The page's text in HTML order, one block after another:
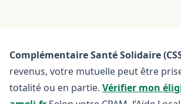
Complémentaire Santé Solidaire
revenus, votre mutuelle peut être
totalité ou en partie. Vérifier mon